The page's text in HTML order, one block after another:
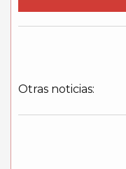
Otras noticias: